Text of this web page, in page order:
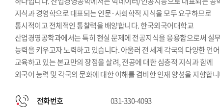
지식과 경영학으로 대표되는 인문·사회학적 지식을 모두 요구하므로
통시적이고 전체적인 통찰력을 배양합니다. 한국외국어대학교
산업경영공학과에서는 특히 현실 문제에 전공지식을 응용함으로써 실
능력을 키우고자 노력하고 있습니다. 아울러 전 세계 각국의 다양한 언
교육하고 있는 본교만의 장점을 살려, 전공에 대한 심층적 지식과 함께
외국어 능력 및 각국의 문화에 대한 이해를 겸비한 인재 양성을 지향합
전화번호 031-330-4093